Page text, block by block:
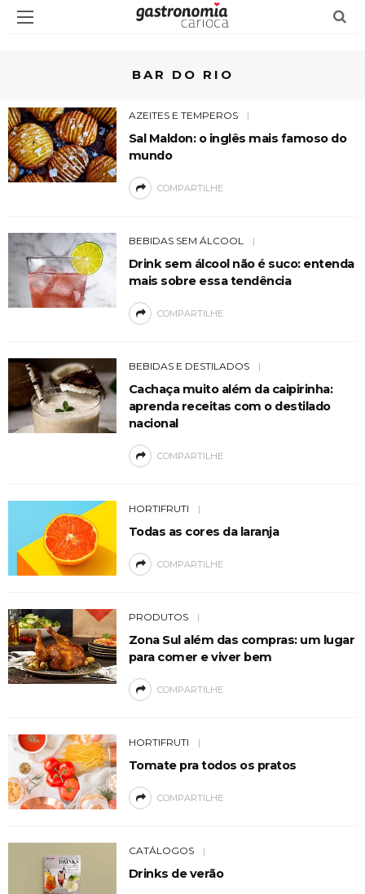
BAR DO RIO
AZEITES E TEMPEROS
Sal Maldon: o inglês mais famoso do
mundo
COMPARTILHE
BEBIDAS SEM ÁLCOOL
Drink sem álcool não é suco: entenda
mais sobre essa tendência
COMPARTILHE
BEBIDAS E DESTILADOS
Cachaça muito além da caipirinha:
aprenda receitas com o destilado
nacional
COMPARTILHE
HORTIFRUTI
Todas as cores da laranja
COMPARTILHE
PRODUTOS
Zona Sul além das compras: um lugar
para comer e viver bem
COMPARTILHE
HORTIFRUTI
Tomate pra todos os pratos
COMPARTILHE
CATÁLOGOS
Drinks de verão